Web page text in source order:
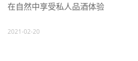
在自然中享受私人品酒体验
2021-02-20